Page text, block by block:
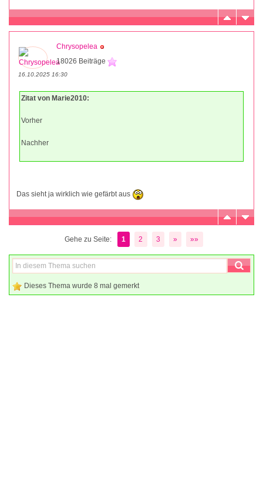
Chrysopelea
18026 Beiträge
16.10.2025 16:30
Zitat von Marie2010:
Vorher
Nachher
Das sieht ja wirklich wie gefärbt aus
Gehe zu Seite: 1 2 3 » »»
Dieses Thema wurde 8 mal gemerkt